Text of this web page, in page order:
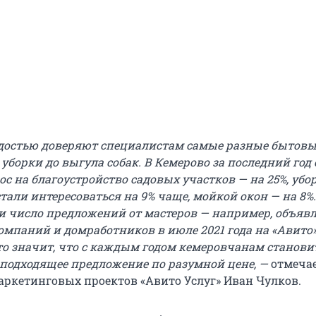
доверяют специалистам самые разные
до выгула собак. В Кемерово за последний год
на благоустройство садовых участков — на 25%,
интересоваться на 9% чаще, мойкой окон — на 8%.
число предложений от мастеров — например,
и домработников в июле 2021 года на
значит, что с каждым годом кемеровчанам
предложение по разумной цене, —
проектов «Авито Услуг» Иван Чулков.